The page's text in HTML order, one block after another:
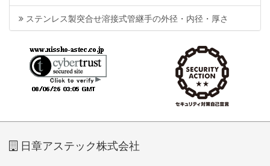
ステンレス製突合せ溶接式管継手の外径・内径・厚さ
日章アステック株式会社